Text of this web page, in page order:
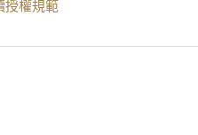
授權規範